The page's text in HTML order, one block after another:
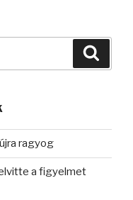
ragyog
a figyelmet